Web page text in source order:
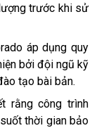
trước khi sử
áp dụng quy
bởi đội ngũ kỹ
tạo bài bản.
rằng công trình
thời gian bảo